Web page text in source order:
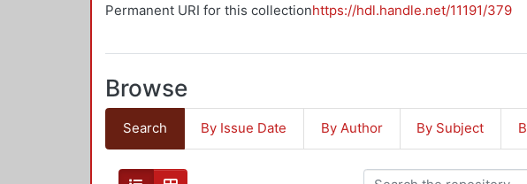
Permanent URI for this collectionhttps://hdl.handle.net/11191/379
Browse
Search By Issue Date By Author By Subject